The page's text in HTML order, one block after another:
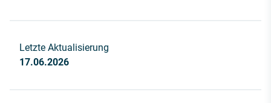
Letzte Aktualisierung
17.06.2026